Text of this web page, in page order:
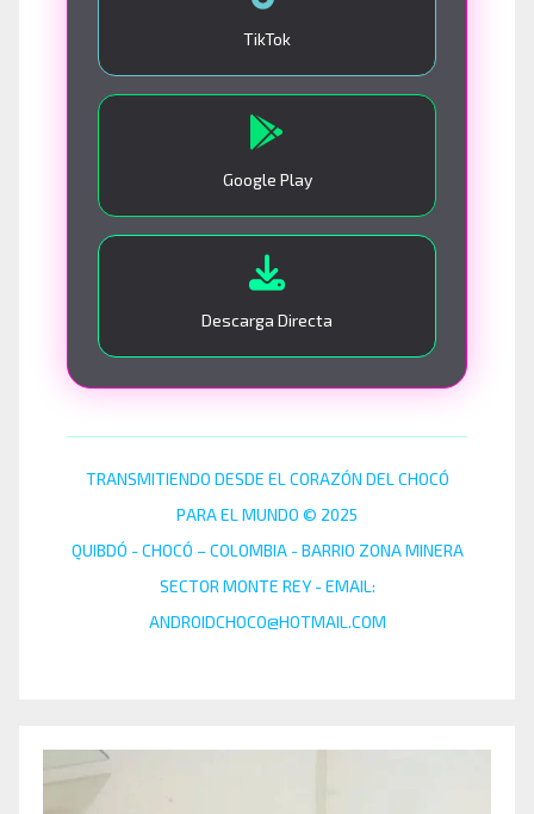
TikTok
Google Play
Descarga Directa
TRANSMITIENDO DESDE EL CORAZÓN DEL CHOCÓ
PARA EL MUNDO © 2025
QUIBDÓ - CHOCÓ – COLOMBIA - BARRIO ZONA MINERA
SECTOR MONTE REY - EMAIL:
ANDROIDCHOCO@HOTMAIL.COM